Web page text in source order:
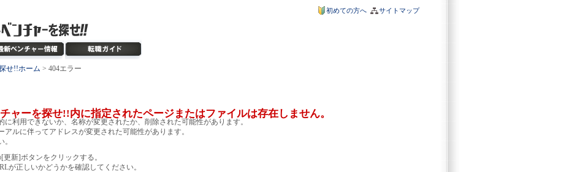
サイトマップ
初めての方へ
せ!!ホーム > 404エラー
ャーを探せ!!内に指定されたページまたはファイルは存在しません。
に利用できないか、名称が変更されたか、削除された可能性があります。
アルに伴ってアドレスが変更された可能性があります。
新]ボタンをクリックする。
が正しいかどうかを確認してください。